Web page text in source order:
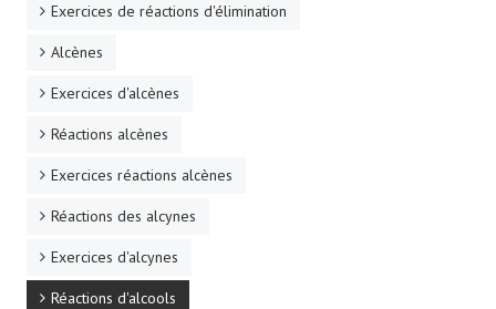
Exercices de réactions d'élimination
Alcènes
Exercices d'alcènes
Réactions alcènes
Exercices réactions alcènes
Réactions des alcynes
Exercices d'alcynes
Réactions d'alcools